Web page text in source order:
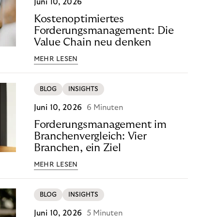
Juni 10, 2026
Kostenoptimiertes
Forderungsmanagement: Die
Value Chain neu denken
MEHR LESEN
BLOG INSIGHTS
Juni 10, 2026 6 Minuten
Forderungsmanagement im
Branchenvergleich: Vier
Branchen, ein Ziel
MEHR LESEN
BLOG INSIGHTS
Juni 10, 2026 5 Minuten